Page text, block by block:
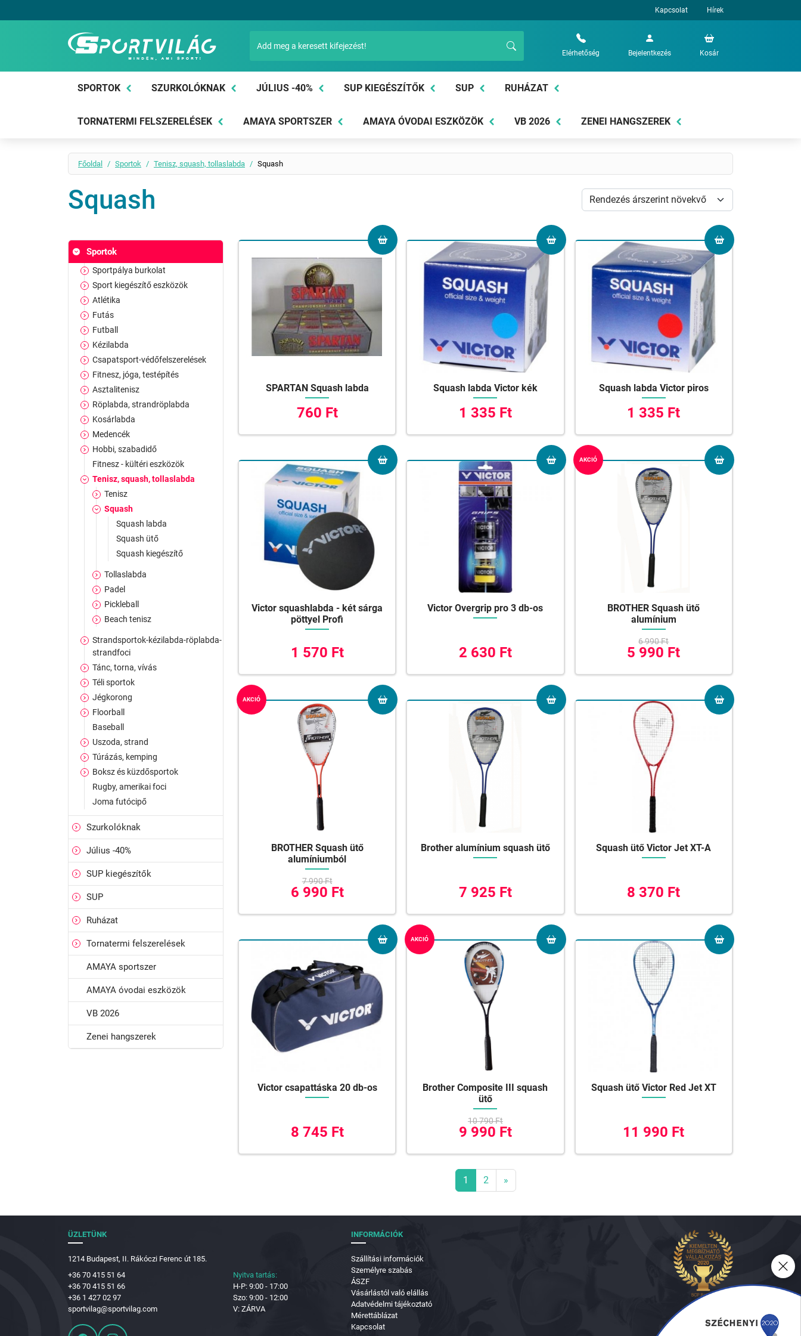
Kapcsolat Hírek
Sportvilág
Elérhetőség Bejelentkezés Kosár
SPORTOK SZURKOLÓKNAK JÚLIUS -40% SUP KIEGÉSZÍTŐK SUP RUHÁZAT
TORNATERMI FELSZERELÉSEK AMAYA SPORTSZER AMAYA ÓVODAI ESZKÖZÖK VB 2026 ZENEI HANGSZEREK
Főoldal Sportok Tenisz, squash, tollaslabda Squash
Squash
Sportok
Sportpálya burkolat
Sport kiegészítő eszközök
Atlétika
Futás
Futball
Kézilabda
Csapatsport-védőfelszerelések
Fitnesz, jóga, testépítés
Asztalitenisz
Röplabda, strandröplabda
Kosárlabda
Medencék
Hobbi, szabadidő
Fitnesz - kültéri eszközök
Tenisz, squash, tollaslabda
Tenisz
Squash
Squash labda
Squash ütő
Squash kiegészítő
Tollaslabda
Padel
Pickleball
Beach tenisz
Strandsportok-kézilabda-röplabda-
strandfoci
Tánc, torna, vívás
Téli sportok
Jégkorong
Floorball
Baseball
Uszoda, strand
Túrázás, kemping
Boksz és küzdősportok
Rugby, amerikai foci
Joma futócipő
Szurkolóknak
Július -40%
SUP kiegészítők
SUP
Ruházat
Tornatermi felszerelések
AMAYA sportszer
AMAYA óvodai eszközök
VB 2026
Zenei hangszerek
SPARTAN Squash labda
760 Ft
Squash labda Victor kék
1 335 Ft
Squash labda Victor piros
1 335 Ft
Victor squashlabda - két sárga
pöttyel Profi
1 570 Ft
Victor Overgrip pro 3 db-os
2 630 Ft
AKCIÓ
BROTHER Squash ütő
alumínium
6 990 Ft
5 990 Ft
AKCIÓ
BROTHER Squash ütő
alumíniumból
7 990 Ft
6 990 Ft
Brother alumínium squash ütő
7 925 Ft
Squash ütő Victor Jet XT-A
8 370 Ft
Victor csapattáska 20 db-os
8 745 Ft
AKCIÓ
Brother Composite III squash
ütő
10 790 Ft
9 990 Ft
Squash ütő Victor Red Jet XT
11 990 Ft
1 2 »
ÜZLETÜNK
1214 Budapest, II. Rákóczi Ferenc út 185.
+36 70 415 51 64
+36 70 415 51 66
+36 1 427 02 97
sportvilag@sportvilag.com
Nyitva tartás:
H-P: 9:00 - 17:00
Szo: 9:00 - 12:00
V: ZÁRVA
INFORMÁCIÓK
Szállítási információk
Személyre szabás
ÁSZF
Vásárlástól való elállás
Adatvédelmi tájékoztató
Mérettáblázat
Kapcsolat